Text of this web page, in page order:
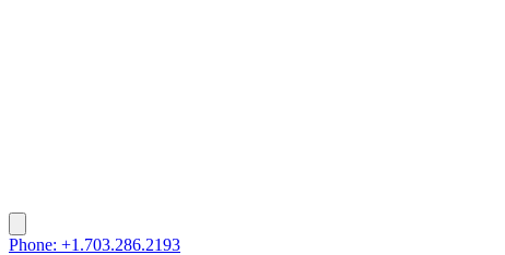
Phone: +1.703.286.2193